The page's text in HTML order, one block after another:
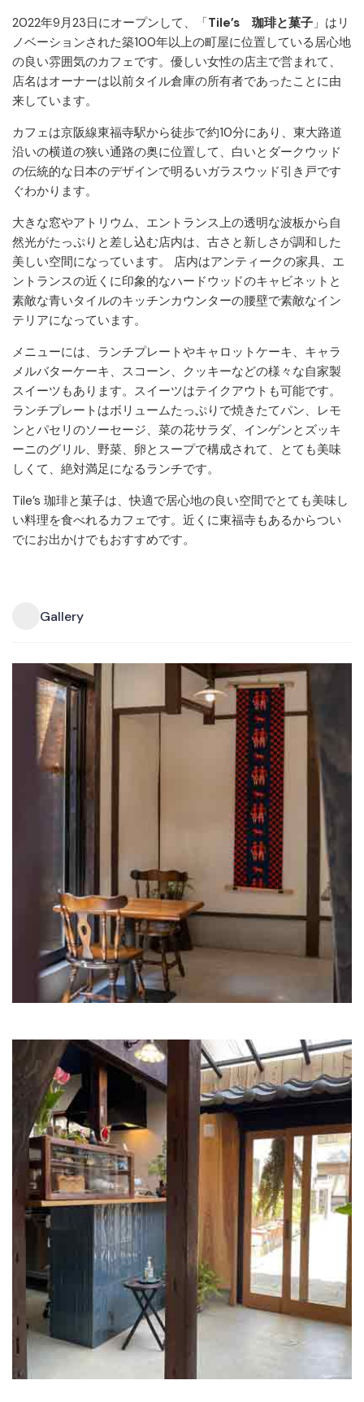
2022年9月23日にオープンして、「Tile’s 珈琲と菓子」はリ
ノベーションされた築100年以上の町屋に位置している居心地
の良い雰囲気のカフェです。優しい女性の店主で営まれて、
店名はオーナーは以前タイル倉庫の所有者であったことに由
来しています。
カフェは京阪線東福寺駅から徒歩で約10分にあり、東大路道
沿いの横道の狭い通路の奥に位置して、白いとダークウッド
の伝統的な日本のデザインで明るいガラスウッド引き戸です
ぐわかります。
大きな窓やアトリウム、エントランス上の透明な波板から自
然光がたっぷりと差し込む店内は、古さと新しさが調和した
美しい空間になっています。 店内はアンティークの家具、エ
ントランスの近くに印象的なハードウッドのキャビネットと
素敵な青いタイルのキッチンカウンターの腰壁で素敵なイン
テリアになっています。
メニューには、ランチプレートやキャロットケーキ、キャラ
メルバターケーキ、スコーン、クッキーなどの様々な自家製
スイーツもあります。スイーツはテイクアウトも可能です。
ランチプレートはボリュームたっぷりで焼きたてパン、レモ
ンとパセリのソーセージ、菜の花サラダ、インゲンとズッキ
ーニのグリル、野菜、卵とスープで構成されて、とても美味
しくて、絶対満足になるランチです。
Tile’s 珈琲と菓子は、快適で居心地の良い空間でとても美味し
い料理を食べれるカフェです。近くに東福寺もあるからつい
でにお出かけでもおすすめです。
Gallery